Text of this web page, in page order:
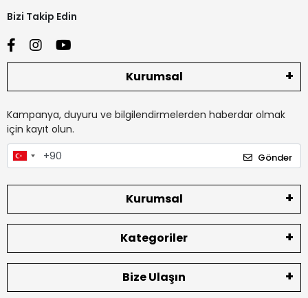
Bizi Takip Edin
Kurumsal
Kampanya, duyuru ve bilgilendirmelerden haberdar olmak
için kayıt olun.
Gönder
Kurumsal
Kategoriler
Bize Ulaşın